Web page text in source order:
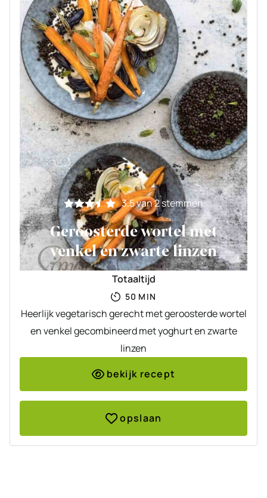
3.5van2stemmen
Geroosterde wortel met
venkel en zwarte linzen
Totaaltijd
50 MINUTEN
MIN
Heerlijk vegetarisch gerecht met geroosterde wortel
en venkel gecombineerd met yoghurt en zwarte
linzen
bekijk recept
opslaan